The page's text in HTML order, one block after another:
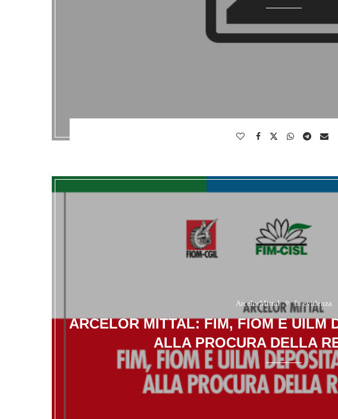
ArcelorMittal In evidenza
ARCELOR MITTAL: FIM, FIOM E UILM
ALLA PROCURA DELLA